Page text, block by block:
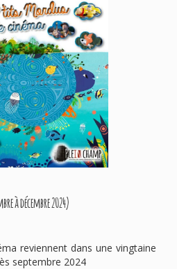
à décembre 2024)
reviennent dans une vingtaine
septembre 2024